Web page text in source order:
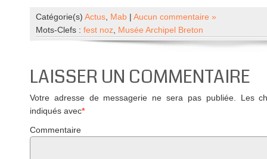
Catégorie(s) Actus Mab | Aucun commentaire »
Mots-Clefs : fest noz Musée Archipel Breton
LAISSER UN COMMENTAIRE
Votre adresse de messagerie ne sera pas publiée.
Les
indiqués avec*
Commentaire